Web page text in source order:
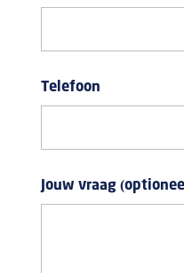
Telefoon
Jouw vraag